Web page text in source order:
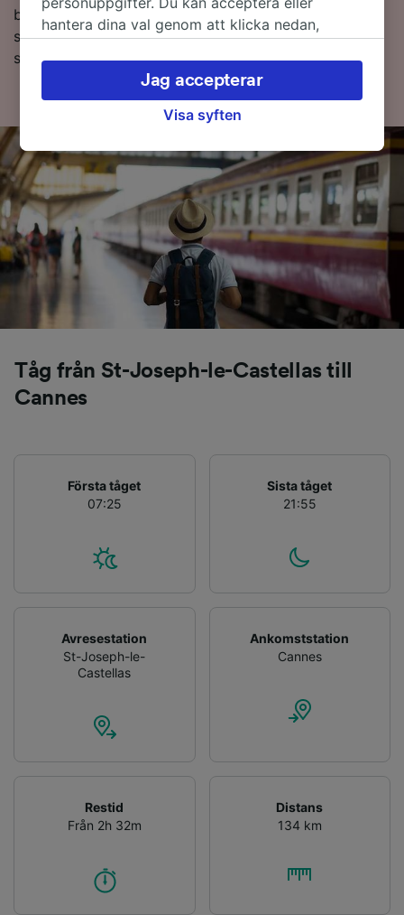
biljetter och Vanliga frågor, inklusive de första och
sista tågtiderna. Vill du boka genast? Starta en
sökning hos oss i dag!
Tåg från St-Joseph-le-Castellas till
Cannes
Första tåget
07:25
Sista tåget
21:55
Avresestation
St-Joseph-le-
Castellas
Ankomststation
Cannes
Restid
Från 2h 32m
Distans
134 km
hantera dina val genom att klicka nedan,
intresse används, eller när som helst på sidan
för dataskyddspolicy. Dessa val kommer att
signaleras till våra partners och påverkar inte
att användas för spårningsändamål om du har
bett oss att inte spåra dig.
Vi och våra partners behandlar data för att
tillhandahålla:
Använda exakta uppgifter om geografisk
positionering. Aktivt läsa av enhetens
egenskaper för identifieringsändamål. Lagra
och/eller få åtkomst till information på en
enhet. Personanpassad reklam och innehåll,
angående målgrupp och tjänsteutveckling.
Lista över partner (leverantörer)
Visa syften
Jag accepterar